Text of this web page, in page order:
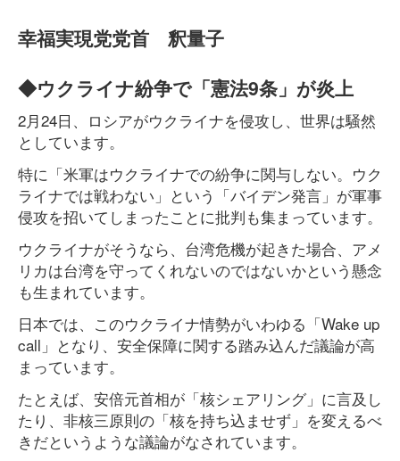
幸福実現党党首 釈量子
◆ウクライナ紛争で「憲法9条」が炎上
2月24日、ロシアがウクライナを侵攻し、世界は騒然
としています。
特に「米軍はウクライナでの紛争に関与しない。ウク
ライナでは戦わない」という「バイデン発言」が軍事
侵攻を招いてしまったことに批判も集まっています。
ウクライナがそうなら、台湾危機が起きた場合、アメ
リカは台湾を守ってくれないのではないかという懸念
も生まれています。
日本では、このウクライナ情勢がいわゆる「Wake up
call」となり、安全保障に関する踏み込んだ議論が高
まっています。
たとえば、安倍元首相が「核シェアリング」に言及し
たり、非核三原則の「核を持ち込ませず」を変えるべ
きだというような議論がなされています。